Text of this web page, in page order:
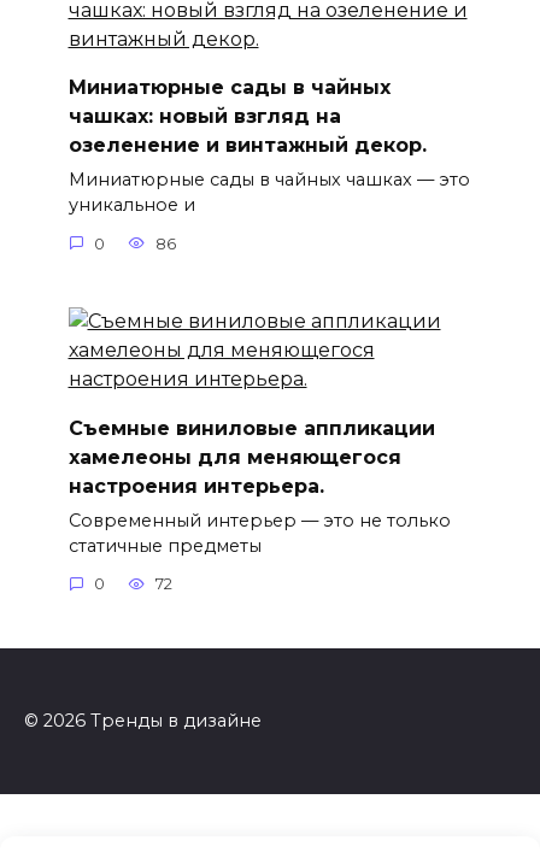
Миниатюрные сады в чайных
чашках: новый взгляд на
озеленение и винтажный декор.
Миниатюрные сады в чайных чашках — это
уникальное и
0 86
Съемные виниловые аппликации
хамелеоны для меняющегося
настроения интерьера.
Современный интерьер — это не только
статичные предметы
0 72
© 2026 Тренды в дизайне